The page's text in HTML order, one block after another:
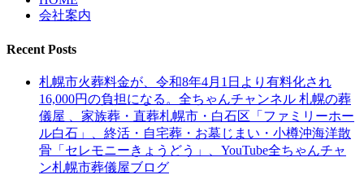
会社案内
Recent Posts
札幌市火葬料金が、令和8年4月1日より有料化され
16,000円の負担になる。全ちゃんチャンネル 札幌の葬
儀屋 、家族葬・直葬札幌市・白石区「ファミリーホー
ル白石」、終活・自宅葬・お墓じまい・小樽沖海洋散
骨「セレモニーきょうどう」、YouTube全ちゃんチャ
ン札幌市葬儀屋ブログ